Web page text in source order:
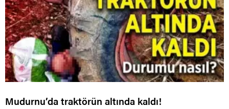
Mudurnu’da traktörün altında kaldı!